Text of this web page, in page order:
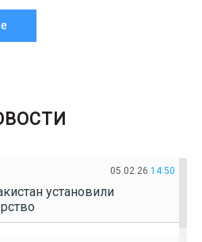
05.02.26 14:50
установили